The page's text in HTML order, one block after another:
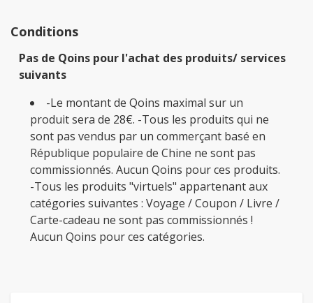
Conditions
Pas de Qoins pour l'achat des produits/ services
suivants
-Le montant de Qoins maximal sur un
produit sera de 28€. -Tous les produits qui ne
sont pas vendus par un commerçant basé en
République populaire de Chine ne sont pas
commissionnés. Aucun Qoins pour ces produits.
-Tous les produits "virtuels" appartenant aux
catégories suivantes : Voyage / Coupon / Livre /
Carte-cadeau ne sont pas commissionnés !
Aucun Qoins pour ces catégories.